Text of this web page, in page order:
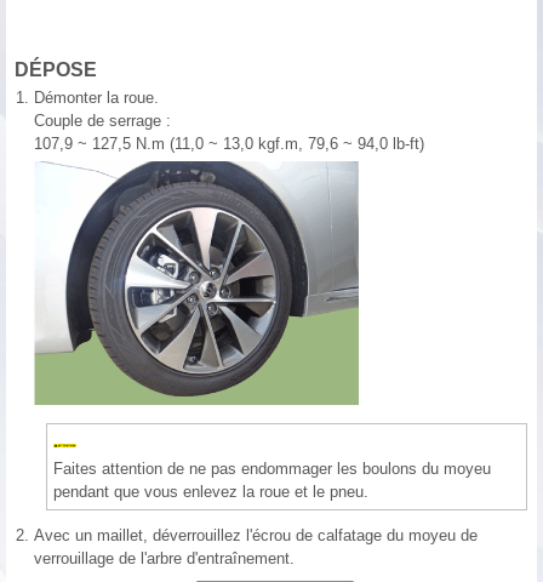
DÉPOSE
1. Démonter la roue.
Couple de serrage :
107,9 ~ 127,5 N.m (11,0 ~ 13,0 kgf.m, 79,6 ~ 94,0 lb-ft)
Faites attention de ne pas endommager les boulons du moyeu
pendant que vous enlevez la roue et le pneu.
2. Avec un maillet, déverrouillez l'écrou de calfatage du moyeu de
verrouillage de l'arbre d'entraînement.